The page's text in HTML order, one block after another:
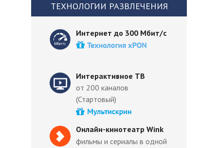
Интерактивное ТВ
от 200 каналов
(Стартовый)
Интернет до 300 Мбит/с
ТЕХНОЛОГИИ РАЗВЛЕЧЕНИЯ
Онлайн-кинотеатр Wink
фильмы и сериалы в одной